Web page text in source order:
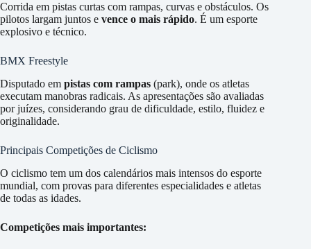
Corrida em pistas curtas com rampas, curvas e obstáculos. Os
pilotos largam juntos e vence o mais rápido. É um esporte
explosivo e técnico.
BMX Freestyle
Disputado em pistas com rampas (park), onde os atletas
executam manobras radicais. As apresentações são avaliadas
por juízes, considerando grau de dificuldade, estilo, fluidez e
originalidade.
Principais Competições de Ciclismo
O ciclismo tem um dos calendários mais intensos do esporte
mundial, com provas para diferentes especialidades e atletas
de todas as idades.
Competições mais importantes: